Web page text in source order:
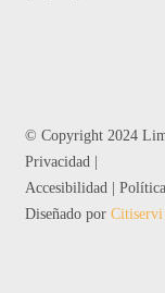
© Copyright 2024
Privacidad
Accesibilidad |
Diseñado por